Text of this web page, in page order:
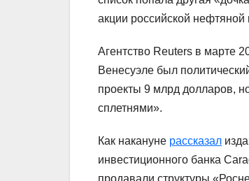
акции российской
Агентство Reuters в марте
Венесуэле был
проекты 9 млрд долларов,
сплетнями».
Как накануне рассказал
инвестиционного банка